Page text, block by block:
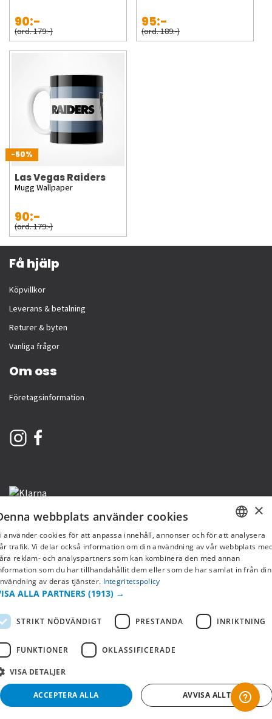
90:-
(ord. 179:-)
95:-
(ord. 189:-)
-50%
Las Vegas Raiders
Mugg Wallpaper
90:-
(ord. 179:-)
Få hjälp
Köpvillkor
Leverans & betalning
Returer & byten
Vanliga frågor
Om oss
Företagsinformation
Copyright © 2019 This site is Licensed to 377 Sport AB IntegritetspolicyCookies
SWEDISH
FI
×
webbplats använder cookies
använder cookies för att anpassa innehåll, annonser och för att analysera
trafik. Vi delar också information om din användning av vår webbplats
reklam- och analyspartners som kan kombinera den med annan
som du har tillhandahållit dem eller som de har samlat in från din
av deras tjänster. Integritetspolicy
ALLA PARTNERS (1913) →
STRIKT NÖDVÄNDIGT PRESTANDA INRIKTNING
FUNKTIONER OKLASSIFICERADE
VISA DETALJER
ACCEPTERA ALLA AVVISA ALLT